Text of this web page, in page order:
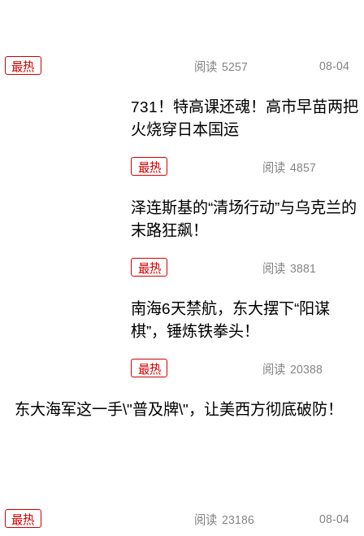
最热 阅读 5257 08-04
731！特高课还魂！高市早苗两把
火烧穿日本国运
最热 阅读 4857
泽连斯基的“清场行动”与乌克兰的
末路狂飙！
最热 阅读 3881
南海6天禁航，东大摆下“阳谋
棋”，锤炼铁拳头！
最热 阅读 20388
东大海军这一手\"普及牌\"，让美西方彻底破防！
最热 阅读 23186 08-04